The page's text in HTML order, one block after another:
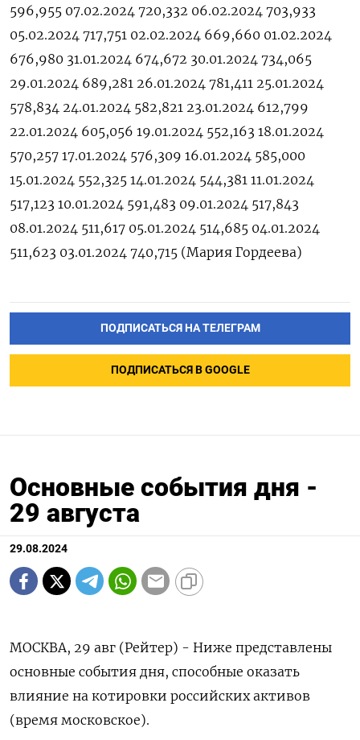
596,955 07.02.2024 720,332 06.02.2024 703,933
05.02.2024 717,751 02.02.2024 669,660 01.02.2024
676,980 31.01.2024 674,672 30.01.2024 734,065
29.01.2024 689,281 26.01.2024 781,411 25.01.2024
578,834 24.01.2024 582,821 23.01.2024 612,799
22.01.2024 605,056 19.01.2024 552,163 18.01.2024
570,257 17.01.2024 576,309 16.01.2024 585,000
15.01.2024 552,325 14.01.2024 544,381 11.01.2024
517,123 10.01.2024 591,483 09.01.2024 517,843
08.01.2024 511,617 05.01.2024 514,685 04.01.2024
511,623 03.01.2024 740,715 (Мария Гордеева)
ПОДПИСАТЬСЯ НА ТЕЛЕГРАМ
ПОДПИСАТЬСЯ В GOOGLE
Основные события дня -
29 августа
29.08.2024
МОСКВА, 29 авг (Рейтер) - Ниже представлены
основные события дня, способные оказать
влияние на котировки российских активов
(время московское).